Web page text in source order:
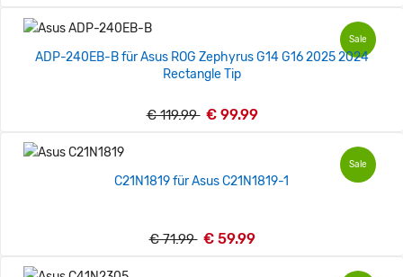
Sale
ADP-240EB-B für Asus ROG Zephyrus G14 G16 2025 2024
Rectangle Tip
€ 119.99 € 99.99
Sale
C21N1819 für Asus C21N1819-1
€ 71.99 € 59.99